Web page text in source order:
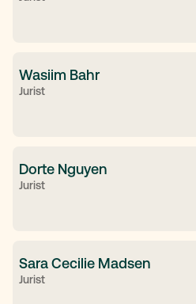
Wasiim Bahr
Jurist
Dorte Nguyen
Jurist
Sara Cecilie Madsen
Jurist